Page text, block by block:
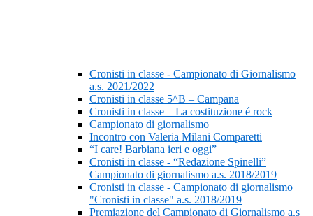
Cronisti in classe - Campionato di Giornalismo
a.s. 2021/2022
Cronisti in classe 5^B – Campana
Cronisti in classe – La costituzione é rock
Campionato di giornalismo
Incontro con Valeria Milani Comparetti
“I care! Barbiana ieri e oggi”
Cronisti in classe - “Redazione Spinelli”
Campionato di giornalismo a.s. 2018/2019
Cronisti in classe - Campionato di giornalismo
"Cronisti in classe" a.s. 2018/2019
Premiazione del Campionato di Giornalismo a.s